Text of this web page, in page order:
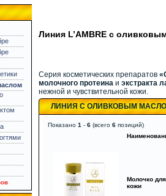
Линия L’AMBRE с
Серия косметических препаратов
молочного протеина и экстракта
нежной и чувствительной кожи.
ЛИНИЯ С ОЛИВКОВЫМ
Показано 1 - 6 (всего 6 позиций)
Молочко
кожи